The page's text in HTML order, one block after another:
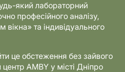
який лабораторний
професійного аналізу,
вікна» та індивідуального
це обстеження без зайвого
AMBY у місті Дніпро